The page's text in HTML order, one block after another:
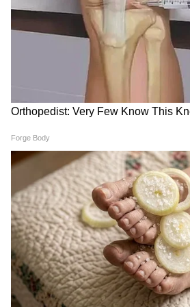
শাড়ির সঙ্গে পরার জন্য দারুণ
কয়েকটি চুড়ির সেট, একঝলকে
স্কিন
Hair Growth: চুল ঘন ও লম্বা
করতে চান? জেনে নিন ৫টি
ঘরোয়া টোটকা
LATEST VIDEOS
Annapurna Bhandar New